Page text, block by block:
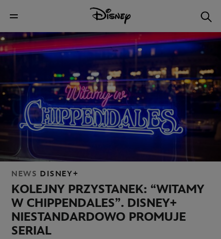
NEWS DISNEY+
KOLEJNY PRZYSTANEK: “WITAMY
W CHIPPENDALES”. DISNEY+
NIESTANDARDOWO PROMUJE
SERIAL